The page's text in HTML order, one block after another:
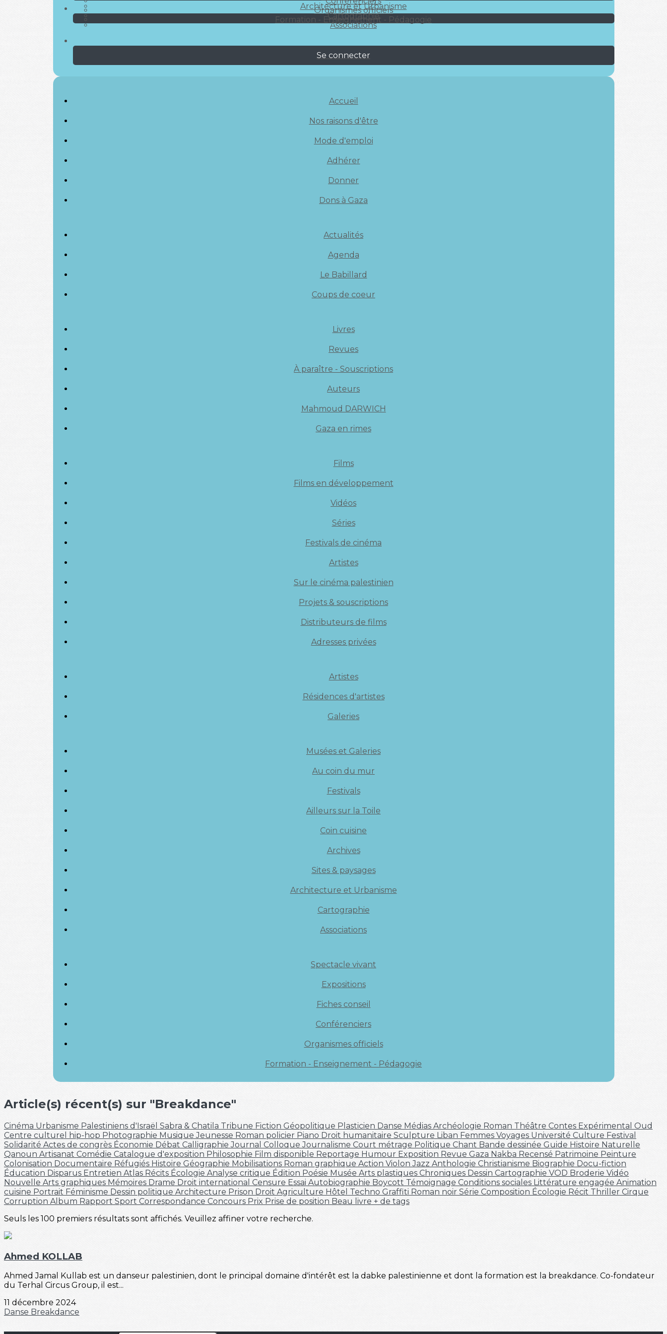
Architecture et Urbanisme
Cartographie
Associations
Organismes officiels
Formation - Enseignement - Pédagogie
Se connecter
Accueil
Nos raisons d'être
Mode d'emploi
Adhérer
Donner
Dons à Gaza
Actualités
Agenda
Le Babillard
Coups de coeur
Livres
Revues
À paraître - Souscriptions
Auteurs
Mahmoud DARWICH
Gaza en rimes
Films
Films en développement
Vidéos
Séries
Festivals de cinéma
Artistes
Sur le cinéma palestinien
Projets & souscriptions
Distributeurs de films
Adresses privées
Artistes
Résidences d'artistes
Galeries
Musées et Galeries
Au coin du mur
Festivals
Ailleurs sur la Toile
Coin cuisine
Archives
Sites & paysages
Architecture et Urbanisme
Cartographie
Associations
Spectacle vivant
Expositions
Fiches conseil
Conférenciers
Organismes officiels
Formation - Enseignement - Pédagogie
Article(s) récent(s) sur "Breakdance"
Cinéma Urbanisme Palestiniens d'Israël Sabra & Chatila Tribune Fiction Géopolitique Plasticien Danse Médias Archéologie Roman Théâtre Contes Expérimental Oud
Centre culturel
hip-hop Photographie MusiqueJeunesse Roman policier Piano Droit humanitaire Sculpture Liban Femmes Voyages Université Culture Festival
Solidarité Actes de congrès Économie Débat CalligraphieJournal ColloqueJournalisme Court métrage Politique Chant Bande dessinée Guide Histoire Naturelle
Qanoun Artisanat Comédie Catalogue d'exposition Philosophie Film disponible Reportage Humour Exposition Revue Gaza Nakba Recensé Patrimoine Peinture
Colonisation Documentaire Réfugiés Histoire Géographie Mobilisations Roman graphique Action ViolonJazz Anthologie Christianisme Biographie Docu-fiction
Éducation Disparus Entretien Atlas Récits Écologie Analyse critique Édition Poésie Musée Arts plastiques Chroniques Dessin Cartographie VOD Broderie Vidéo
Nouvelle Arts graphiques Mémoires Drame Droit international Censure Essai Autobiographie Boycott Témoignage Conditions sociales Littérature engagée Animation
cuisine Portrait Féminisme Dessin politique Architecture Prison Droit Agriculture Hôtel Techno Graffiti Roman noir Série Composition Écologie Récit Thriller Cirque
Corruption Album Rapport Sport Correspondance Concours Prix Prise de position Beau livre + de tags
Seuls les 100 premiers résultats sont affichés. Veuillez affiner votre recherche.
Ahmed KOLLAB
Ahmed Jamal Kullab est un danseur palestinien, dont le principal domaine d'intérêt est la dabke palestinienne et dont la formation est la breakdance. Co-fondateur
du Terhal Circus Group, il est...
11 décembre 2024
Danse Breakdance